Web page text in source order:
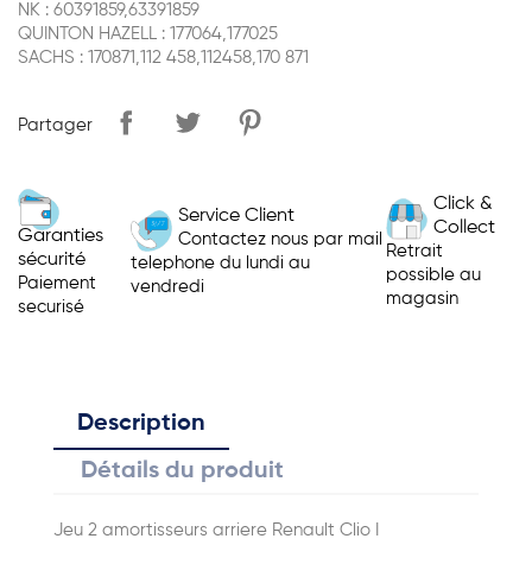
NK : 60391859,63391859
QUINTON HAZELL : 177064,177025
SACHS : 170871,112 458,112458,170 871
Partager
Garanties
sécurité
Paiement
securisé
Service Client
Contactez nous par mail
telephone du lundi au
vendredi
Click &
Collect
Retrait
possible au
magasin
Description
Détails du produit
Jeu 2 amortisseurs arriere Renault Clio I